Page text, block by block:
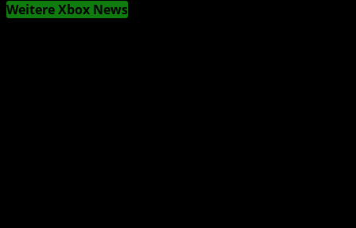
Weitere Xbox News